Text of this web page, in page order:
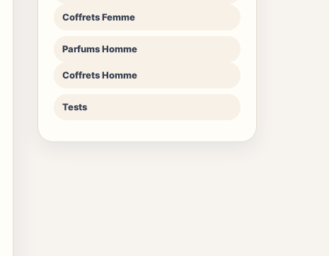
Coffrets Femme
Parfums Homme
Coffrets Homme
Tests